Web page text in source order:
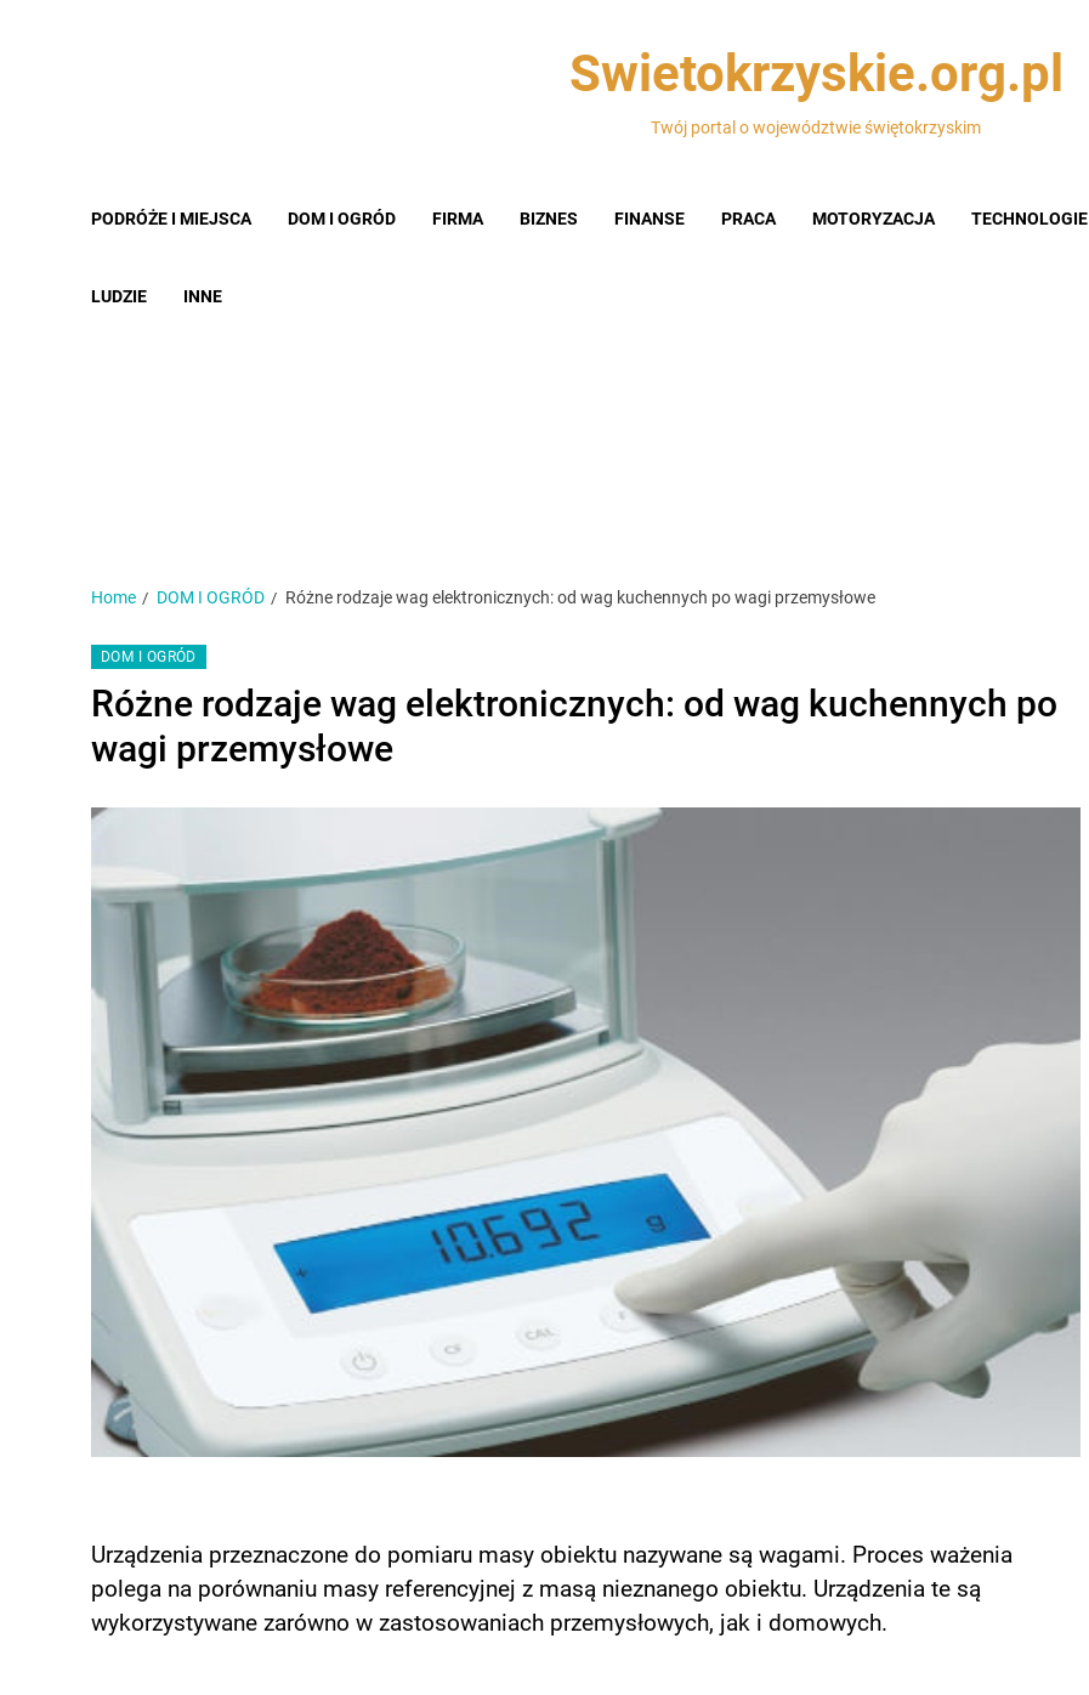
Swietokrzyskie.org.pl
Twój portal o województwie świętokrzyskim
PODRÓŻE I MIEJSCA DOM I OGRÓD FIRMA BIZNES FINANSE PRACA MOTORYZACJA TECHNOLOGIE
LUDZIE INNE
Home DOM I OGRÓD Różne rodzaje wag elektronicznych: od wag kuchennych po wagi przemysłowe
DOM I OGRÓD
Różne rodzaje wag elektronicznych: od wag kuchennych po
wagi przemysłowe
Urządzenia przeznaczone do pomiaru masy obiektu nazywane są wagami. Proces ważenia
polega na porównaniu masy referencyjnej z masą nieznanego obiektu. Urządzenia te są
wykorzystywane zarówno w zastosowaniach przemysłowych, jak i domowych.